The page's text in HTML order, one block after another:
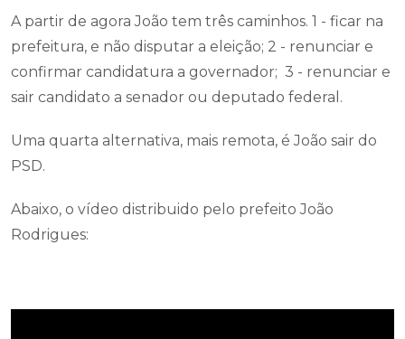
A partir de agora João tem três caminhos. 1 - ficar na
prefeitura, e não disputar a eleição; 2 - renunciar e
confirmar candidatura a governador; 3 - renunciar e
sair candidato a senador ou deputado federal.
Uma quarta alternativa, mais remota, é João sair do
PSD.
Abaixo, o vídeo distribuido pelo prefeito João
Rodrigues: